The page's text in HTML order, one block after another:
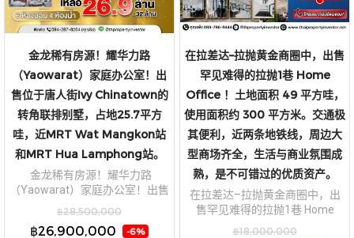
金龙稀有房源！耀华力路
（Yaowarat）家庭办公室！出
售位于唐人街Ivy Chinatown的
转角联排别墅，占地25.7平方
哇，近MRT Wat Mangkon站
和MRT Hua Lamphong站。
金龙稀有房源！耀华力路
（Yaowarat）家庭办公室！出售
联排别墅，占地25.7平方哇，近
MRT Wat Mangkon站和MRT Hua
฿28,500,000
฿26,900,000 -6%
在拉差达–拉抛黄金商圈中，出售
罕见难得的拉抛1巷 Home
Office ！土地面积 49 平方哇，
使用面积约 300 平方米。交通极
其便利，近两条地铁线，周边大
型商场齐全，生活与商业氛围成
熟，是不可错过的优质资产。
在拉差达–拉抛黄金商圈中，出
售罕见难得的拉抛1巷 Home
฿18,000,000